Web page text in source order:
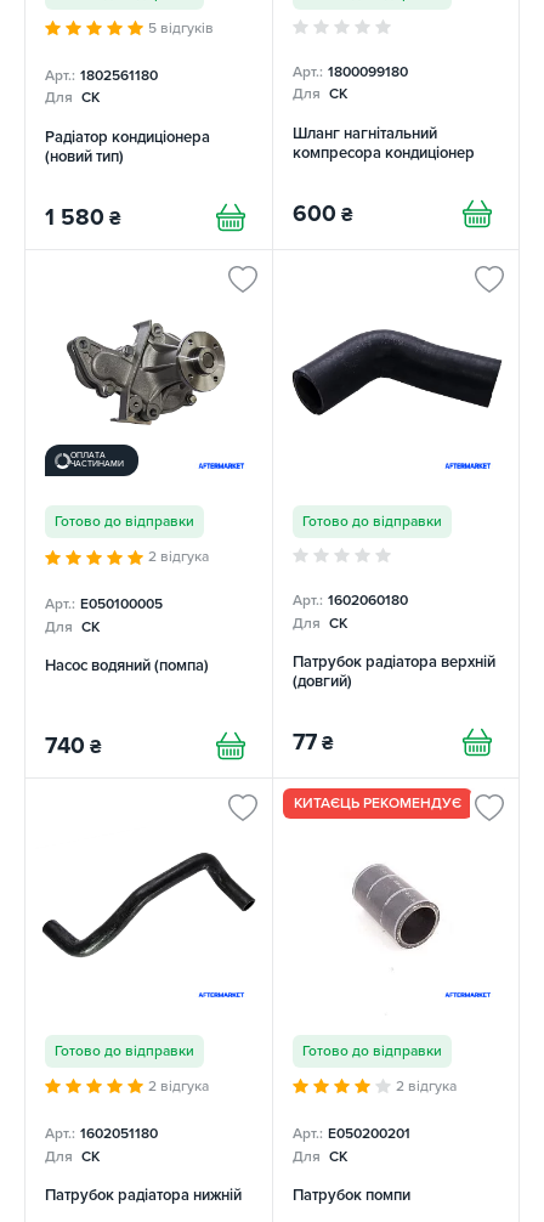
5 відгуків
Арт.: 1802561180
Для CK
Радіатор кондиціонера
(новий тип)
1 580 ₴
Арт.: 1800099180
Для CK
Шланг нагнітальний
компресора кондиціонер
600 ₴
ОПЛАТА
ЧАСТИНАМИ
Готово до відправки
2 відгука
Арт.: E050100005
Для CK
Насос водяний (помпа)
740 ₴
Готово до відправки
Арт.: 1602060180
Для CK
Патрубок радіатора верхній
(довгий)
77 ₴
Готово до відправки
2 відгука
Арт.: 1602051180
Для CK
Патрубок радіатора нижній
КИТАЄЦЬ РЕКОМЕНДУЄ
Готово до відправки
2 відгука
Арт.: E050200201
Для CK
Патрубок помпи